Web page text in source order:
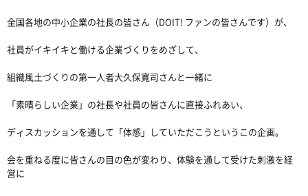
全国各地の中小企業の社長の皆さん（DOIT! ファンの皆さんです）が、
社員がイキイキと働ける企業づくりをめざして、
組織風土づくりの第一人者大久保寛司さんと一緒に
「素晴らしい企業」の社長や社員の皆さんに直接ふれあい、
ディスカッションを通して「体感」していただこうというこの企画。
会を重ねる度に皆さんの目の色が変わり、体験を通して受けた刺激を経
営に